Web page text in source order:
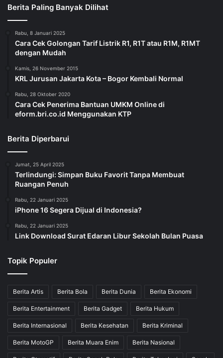
Berita Paling Banyak Dilihat
Rabu, 8 Januari 2025
Cara Cek Golongan Tarif Listrik R1, R1T atau R1M, R1MT
dengan Mudah
Kamis, 26 November 2015
KRL Jurusan Jakarta Kota – Bogor Kembali Normal
Rabu, 28 Oktober 2020
Cara Cek Penerima Bantuan UMKM Online di
eform.bri.co.id Menggunakan KTP
Berita Diperbarui
Jumat, 25 April 2025
Terlindungi: Simpan Buku Favorit Tanpa Membuat
Ruangan Penuh
Rabu, 22 Januari 2025
iPhone 16 Segera Dijual di Indonesia?
Rabu, 22 Januari 2025
Link Download Surat Edaran Libur Sekolah Bulan Puasa
Topik Populer
Berita Artis Berita Bola Berita Dunia Berita Ekonomi
Berita Entertainment Berita Gadget Berita Hukum
Berita Internasional Berita Kesehatan Berita Kriminal
Berita MotoGP Berita Muara Enim Berita Nasional